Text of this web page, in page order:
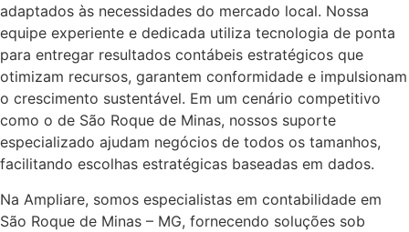
adaptados às necessidades do mercado local. Nossa
equipe experiente e dedicada utiliza tecnologia de ponta
para entregar resultados contábeis estratégicos que
otimizam recursos, garantem conformidade e impulsionam
o crescimento sustentável. Em um cenário competitivo
como o de São Roque de Minas, nossos suporte
especializado ajudam negócios de todos os tamanhos,
facilitando escolhas estratégicas baseadas em dados.
Na Ampliare, somos especialistas em contabilidade em
São Roque de Minas – MG, fornecendo soluções sob